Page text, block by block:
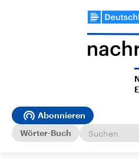
Abonnieren
Wörter-Buch